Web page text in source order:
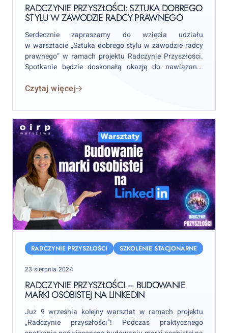
zawodzie
radcy
prawnego
RADCZYNIE PRZYSZŁOŚCI: SZTUKA DOBREGO
STYLU W ZAWODZIE RADCY PRAWNEGO
Serdecznie zapraszamy do wzięcia udziału
w warsztacie „Sztuka dobrego stylu w zawodzie radcy
prawnego” w ramach projektu Radczynie Przyszłości.
Spotkanie będzie doskonałą okazją do nawiązania
niezbędnych w pracy radcy prawnego. Warsztaty
w Centrum Szkoleniowo-Konferencyjnym Okręgowej
Izby Radców Prawnych w Warszawie ul. Żytnia 15 lok.
16.
Czytaj więcej
Przyszłości
budowanie
marki
osobistej
LinkedIn
RADCZYNIE PRZYSZŁOŚCI SZKOLENIE STACJONARNE
Posted
23 sierpnia 2024
RADCZYNIE PRZYSZŁOŚCI – BUDOWANIE
MARKI OSOBISTEJ NA LINKEDIN
Już 9 września kolejny warsztat w ramach projektu
„Radczynie przyszłości”! Podczas praktycznego